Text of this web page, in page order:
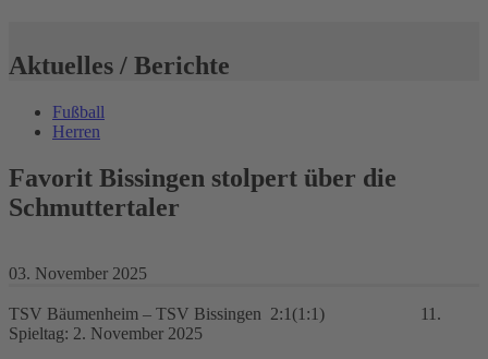
Aktuelles / Berichte
Fußball
Herren
Favorit Bissingen stolpert über die
Schmuttertaler
03. November 2025
TSV Bäumenheim – TSV Bissingen 2:1(1:1) 11.
Spieltag: 2. November 2025